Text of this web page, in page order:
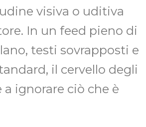
visiva o uditiva
In un feed pieno di
testi sovrapposti e
il cervello degli
ignorare ciò che è